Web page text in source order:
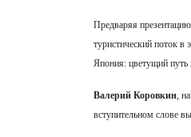
Предваряя презентацию
туристический поток в
Япония: цветущий путь
Валерий Коровкин ,
вступительном слове